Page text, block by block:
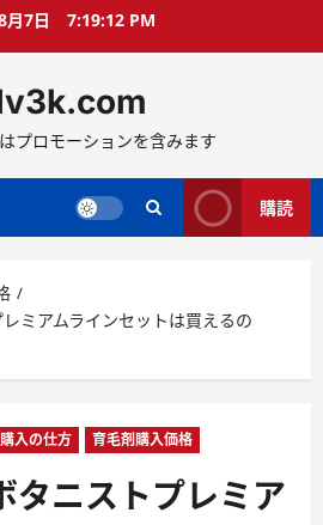
月7日 7:19:13 PM
プロモーションを含みます
購読
ミアムラインセットは買えるの
入の仕方 育毛剤購入価格
タニストプレミア